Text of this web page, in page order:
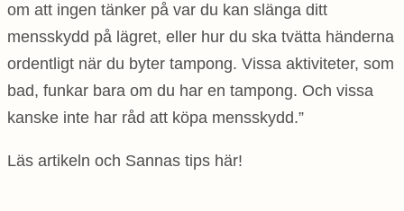
om att ingen tänker på var du kan slänga ditt
mensskydd på lägret, eller hur du ska tvätta händerna
ordentligt när du byter tampong. Vissa aktiviteter, som
bad, funkar bara om du har en tampong. Och vissa
kanske inte har råd att köpa mensskydd.”
Läs artikeln och Sannas tips här!